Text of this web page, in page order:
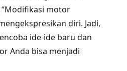
motor
diri. Jadi,
ide-ide baru dan
Anda bisa menjadi